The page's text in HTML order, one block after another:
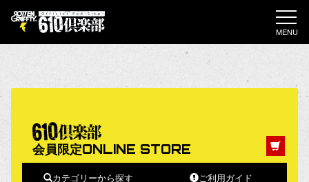
MENU
会員限定ONLINE STORE
カテゴリーから探す ご利用ガイド